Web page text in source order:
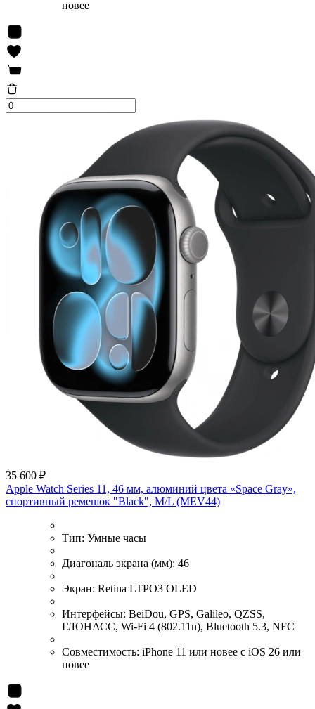
новее
35 600 ₽
Apple Watch Series 11, 46 мм, алюминий цвета «Space Gray»,
спортивный ремешок "Black", M/L (MEV44)
Тип: Умные часы
Диагональ экрана (мм): 46
Экран: Retina LTPO3 OLED
Интерфейсы: BeiDou, GPS, Galileo, QZSS,
ГЛОНАСС, Wi-Fi 4 (802.11n), Bluetooth 5.3, NFC
Совместимость: iPhone 11 или новее с iOS 26 или
новее